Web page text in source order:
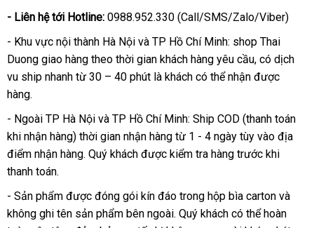
- Liên hệ tới Hotline: 0988.952.330 (Call/SMS/Zalo/Viber)
- Khu vực nội thành Hà Nội và TP Hồ Chí Minh: shop Thai
Duong giao hàng theo thời gian khách hàng yêu cầu, có dịch
vu ship nhanh từ 30 – 40 phút là khách có thể nhận được
hàng.
- Ngoài TP Hà Nội và TP Hồ Chí Minh: Ship COD (thanh toán
khi nhận hàng) thời gian nhận hàng từ 1 - 4 ngày tùy vào địa
điểm nhận hàng. Quý khách được kiểm tra hàng trước khi
thanh toán.
- Sản phẩm được đóng gói kín đáo trong hộp bìa carton và
không ghi tên sản phẩm bên ngoài. Quý khách có thể hoàn